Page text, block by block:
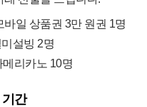
바일 상품권 3만 원권 1명
설빙 2명
메리카노 10명
간